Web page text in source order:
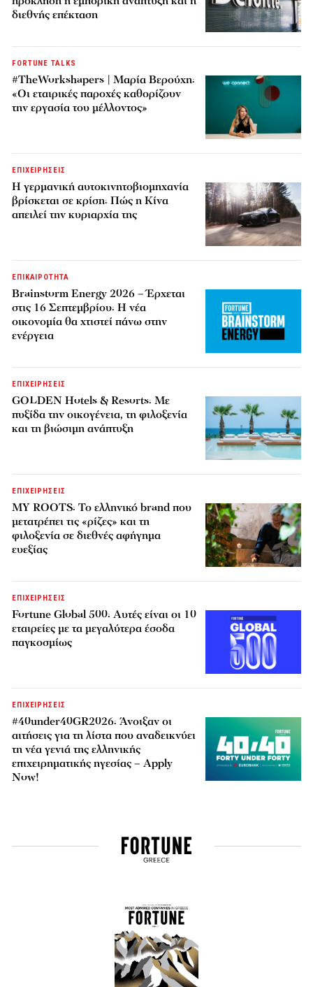
διεθνής επέκταση
FORTUNE TALKS
#TheWorkshapers | Μαρία Βερούχη:
«Οι εταιρικές παροχές καθορίζουν
την εργασία του μέλλοντος»
ΕΠΙΧΕΙΡΗΣΕΙΣ
Η γερμανική αυτοκινητοβιομηχανία
βρίσκεται σε κρίση: Πώς η Κίνα
απειλεί την κυριαρχία της
ΕΠΙΚΑΙΡΟΤΗΤΑ
Brainstorm Energy 2026 – Έρχεται
στις 16 Σεπτεμβρίου: Η νέα
οικονομία θα χτιστεί πάνω στην
ενέργεια
ΕΠΙΧΕΙΡΗΣΕΙΣ
GOLDEN Hotels & Resorts: Με
πυξίδα την οικογένεια, τη φιλοξενία
και τη βιώσιμη ανάπτυξη
ΕΠΙΧΕΙΡΗΣΕΙΣ
MY ROOTS: Το ελληνικό brand που
μετατρέπει τις «ρίζες» και τη
φιλοξενία σε διεθνές αφήγημα
ευεξίας
ΕΠΙΧΕΙΡΗΣΕΙΣ
Fortune Global 500: Αυτές είναι οι 10
εταιρείες με τα μεγαλύτερα έσοδα
παγκοσμίως
ΕΠΙΧΕΙΡΗΣΕΙΣ
#40under40GR2026: Άνοιξαν οι
αιτήσεις για τη λίστα που αναδεικνύει
τη νέα γενιά της ελληνικής
επιχειρηματικής ηγεσίας – Apply
Now!